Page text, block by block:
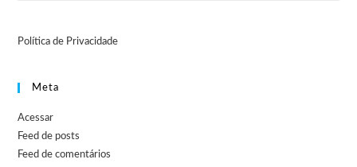
Política de Privacidade
Meta
Acessar
Feed de posts
Feed de comentários